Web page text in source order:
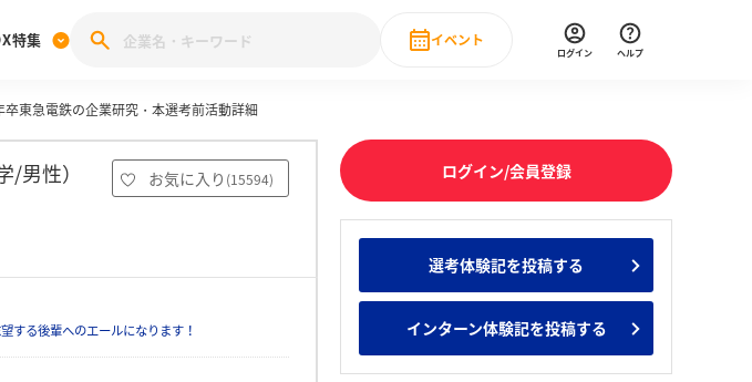
稿キャンペーン
ランド調査
みんなの新卒就職人気企業ランキング みんなのインターン人気企業ランキ
特集
28卒 IT・DX現場社員インタビュー
イベント
直近のイベント一覧
ログイン ヘルプ
卒東急電鉄の企業研究・本選考前活動詳細
男性）
お気に入り (15594)
する後輩へのエールになります！
ログイン/会員登録
選考体験記を投稿する
インターン体験記を投稿する